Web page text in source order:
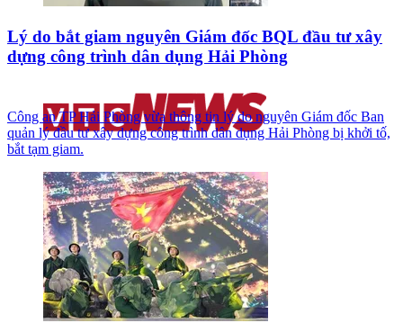
Lý do bắt giam nguyên Giám đốc BQL đầu tư xây
dựng công trình dân dụng Hải Phòng
Công an TP Hải Phòng vừa thông tin lý do nguyên Giám đốc Ban
quản lý đầu tư xây dựng công trình dân dụng Hải Phòng bị khởi tố,
bắt tạm giam.